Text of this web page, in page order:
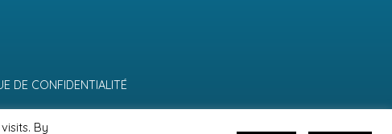
DE CONFIDENTIALITÉ
By